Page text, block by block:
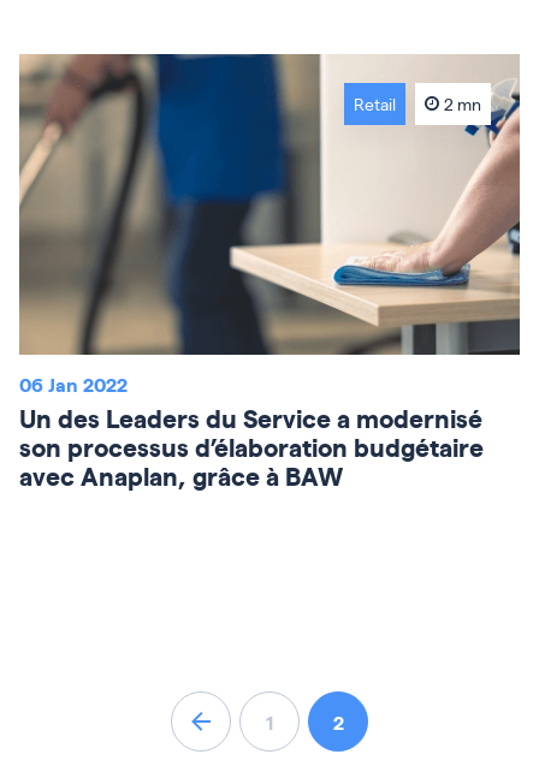
Retail 2 mn
06 Jan 2022
Un des Leaders du Service a modernisé
son processus d’élaboration budgétaire
avec Anaplan, grâce à BAW
Navigation
dans
1 2